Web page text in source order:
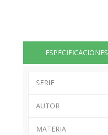
ESPECIFICACIONES
SERIE
AUTOR
MATERIA